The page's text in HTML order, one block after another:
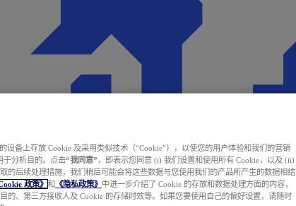
设备上存放 Cookie 及采用类似技术（“Cookie”），以使您的用户体验和我们的营销
于分析目的。点击“我同意” ，即表示您同意 (i) 我们设置和使用所有 Cookie，以及 (ii)
的后续处理措施，我们稍后可能会将这些数据与您使用我们的产品所产生的数据相结
政策》 和 《隐私政策》 中进一步介绍了 Cookie 的存放和数据处理方面的内容，
的、第三方接收人及 Cookie 的存储时效等。如果您要使用自己的偏好设置，请随时